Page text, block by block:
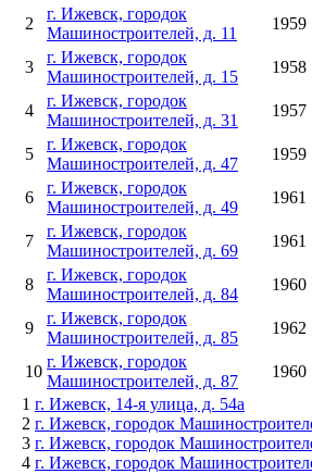
2
г. Ижевск, городок
Машиностроителей, д. 11
1959
3
г. Ижевск, городок
Машиностроителей, д. 15
1958
4
г. Ижевск, городок
Машиностроителей, д. 31
1957
5
г. Ижевск, городок
Машиностроителей, д. 47
1959
6
г. Ижевск, городок
Машиностроителей, д. 49
1961
7
г. Ижевск, городок
Машиностроителей, д. 69
1961
8
г. Ижевск, городок
Машиностроителей, д. 84
1960
9
г. Ижевск, городок
Машиностроителей, д. 85
1962
10
г. Ижевск, городок
Машиностроителей, д. 87
1960
1 г. Ижевск, 14-я улица, д. 54а
2 г. Ижевск, городок
3 г. Ижевск, городок
4 г. Ижевск, городок